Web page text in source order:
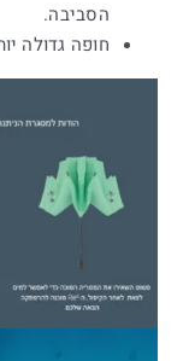
הסביבה.
חופה גדולה יותר